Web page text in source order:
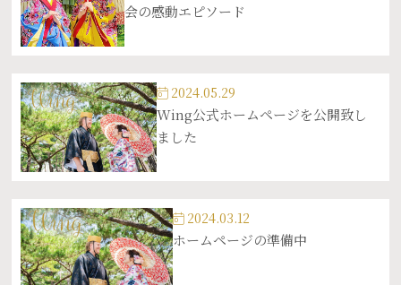
会の感動エピソード
2024.05.29
Wing公式ホームページを公開致し
ました
2024.03.12
ホームページの準備中